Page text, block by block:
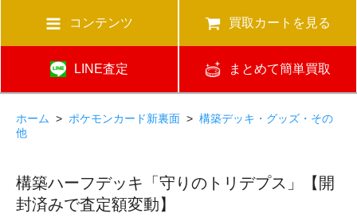
コンテンツ 買取カートを見る
LINE査定 まとめて簡単買取
ホーム > ポケモンカード新裏面 > 構築デッキ・グッズ・その
他
構築ハーフデッキ「守りのトリデプス」【開
封済みで査定額変動】